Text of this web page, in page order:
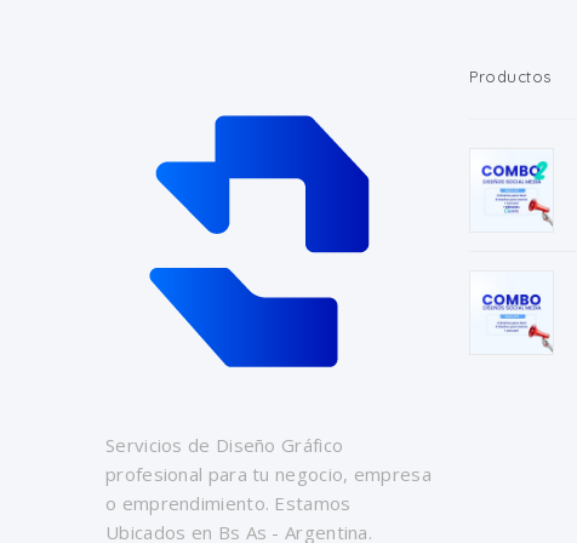
Servicios de Diseño Gráfico
profesional para tu negocio, empresa
o emprendimiento. Estamos
Ubicados en Bs As - Argentina.
Productos